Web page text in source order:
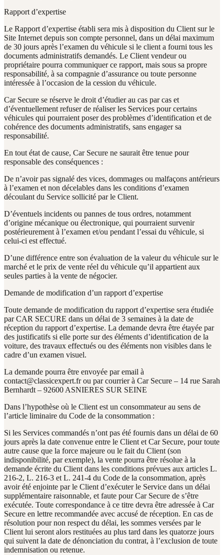
Rapport d’expertise
Le Rapport d’expertise établi sera mis à disposition du Client sur le
Site Internet depuis son compte personnel, dans un délai maximum
de 30 jours après l’examen du véhicule si le client a fourni tous les
documents administratifs demandés. Le Client vendeur ou
propriétaire pourra communiquer ce rapport, mais sous sa propre
responsabilité, à sa compagnie d’assurance ou toute personne
intéressée à l’occasion de la cession du véhicule.
Car Secure se réserve le droit d’étudier au cas par cas et
d’éventuellement refuser de réaliser les Services pour certains
véhicules qui pourraient poser des problèmes d’identification et de
cohérence des documents administratifs, sans engager sa
responsabilité.
En tout état de cause, Car Secure ne saurait être tenue pour
responsable des conséquences :
De n’avoir pas signalé des vices, dommages ou malfaçons antérieurs
à l’examen et non décelables dans les conditions d’examen
découlant du Service sollicité par le Client.
D’éventuels incidents ou pannes de tous ordres, notamment
d’origine mécanique ou électronique, qui pourraient survenir
postérieurement à l’examen et/ou pendant l’essai du véhicule, si
celui-ci est effectué.
D’une différence entre son évaluation de la valeur du véhicule sur le
marché et le prix de vente réel du véhicule qu’il appartient aux
seules parties à la vente de négocier.
Demande de modification d’un rapport d’expertise
Toute demande de modification du rapport d’expertise sera étudiée
par CAR SECURE dans un délai de 3 semaines à la date de
réception du rapport d’expertise. La demande devra être étayée par
des justificatifs si elle porte sur des éléments d’identification de la
voiture, des travaux effectués ou des éléments non visibles dans le
cadre d’un examen visuel.
La demande pourra être envoyée par email à
contact@classicexpert.fr ou par courrier à Car Secure – 14 rue Sarah
Bernhardt – 92600 ASNIERES SUR SEINE
Dans l’hypothèse où le Client est un consommateur au sens de
l’article liminaire du Code de la consommation :
Si les Services commandés n’ont pas été fournis dans un délai de 60
jours après la date convenue entre le Client et Car Secure, pour toute
autre cause que la force majeure ou le fait du Client (son
indisponibilité, par exemple), la vente pourra être résolue à la
demande écrite du Client dans les conditions prévues aux articles L.
216-2, L. 216-3 et L. 241-4 du Code de la consommation, après
avoir été enjointe par le Client d’exécuter le Service dans un délai
supplémentaire raisonnable, et faute pour Car Secure de s’être
exécutée. Toute correspondance à ce titre devra être adressée à Car
Secure en lettre recommandée avec accusé de réception. En cas de
résolution pour non respect du délai, les sommes versées par le
Client lui seront alors restituées au plus tard dans les quatorze jours
qui suivent la date de dénonciation du contrat, à l’exclusion de toute
indemnisation ou retenue.